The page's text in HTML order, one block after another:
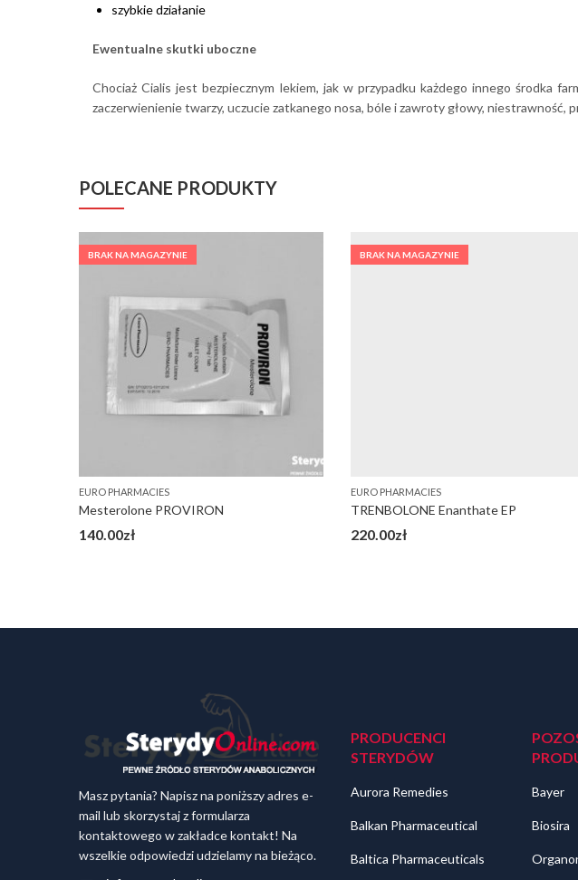
szybkie działanie
Ewentualne skutki uboczne
Chociaż Cialis jest bezpiecznym lekiem, jak w przypadku każdego innego środka
zaczerwienienie twarzy, uczucie zatkanego nosa, bóle i zawroty głowy, niestrawność,
POLECANE PRODUKTY
BRAK NA MAGAZYNIE
EURO PHARMACIES
Mesterolone PROVIRON
140.00zł
BRAK NA MAGAZYNIE
EURO PHARMACIES
TRENBOLONE Enanthate EP
220.00zł
Masz pytania? Napisz na poniższy adres e-
mail lub skorzystaj z formularza
kontaktowego w zakładce kontakt! Na
wszelkie odpowiedzi udzielamy na bieżąco.
PRODUCENCI
STERYDÓW
Aurora Remedies
Balkan Pharmaceutical
Baltica Pharmaceuticals
Bayer
Biosira